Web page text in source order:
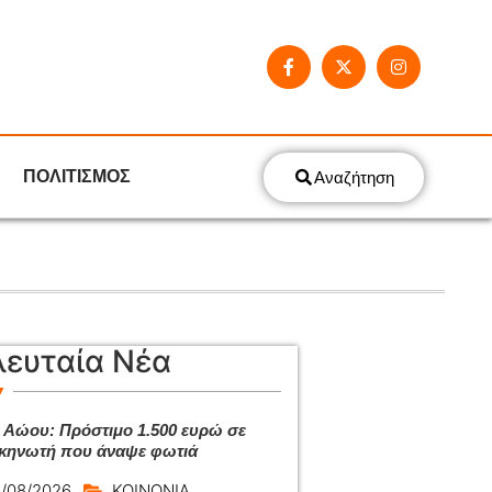
ΠΟΛΙΤΙΣΜΟΣ Αναζήτηση
Νέα
Αώου: Πρόστιμο 1.500 ευρώ σε
που άναψε φωτιά